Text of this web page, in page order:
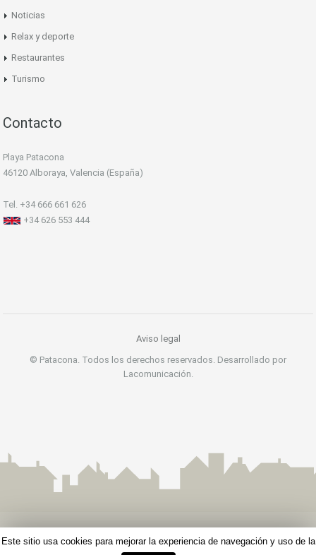
Noticias
Relax y deporte
Restaurantes
Turismo
Contacto
Playa Patacona
46120 Alboraya, Valencia (España)
Tel. +34 666 661 626
+34 626 553 444
Aviso legal
© Patacona. Todos los derechos reservados. Desarrollado por
Lacomunicación.
Este sitio usa cookies para mejorar la experiencia de navegación y uso de la